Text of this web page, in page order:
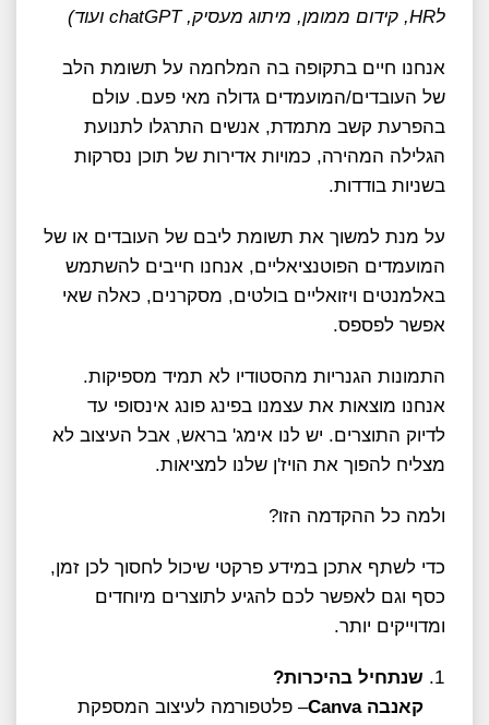
לHR, קידום ממומן, מיתוג מעסיק, chatGPT ועוד)
אנחנו חיים בתקופה בה המלחמה על תשומת הלב
של העובדים/המועמדים גדולה מאי פעם. עולם
בהפרעת קשב מתמדת, אנשים התרגלו לתנועת
הגלילה המהירה, כמויות אדירות של תוכן נסרקות
בשניות בודדות.
על מנת למשוך את תשומת ליבם של העובדים או של
המועמדים הפוטנציאליים, אנחנו חייבים להשתמש
באלמנטים ויזואליים בולטים, מסקרנים, כאלה שאי
אפשר לפספס.
התמונות הגנריות מהסטודיו לא תמיד מספיקות.
אנחנו מוצאות את עצמנו בפינג פונג אינסופי עד
לדיוק התוצרים. יש לנו אימג' בראש, אבל העיצוב לא
מצליח להפוך את הויז'ן שלנו למציאות.
ולמה כל ההקדמה הזו?
כדי לשתף אתכן במידע פרקטי שיכול לחסוך לכן זמן,
כסף וגם לאפשר לכם להגיע לתוצרים מיוחדים
ומדוייקים יותר.
שנתחיל בהיכרות?
קאנבה Canva
– פלטפורמה לעיצוב המספקת